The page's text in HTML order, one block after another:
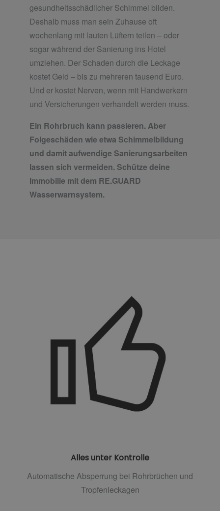
gesundheitsschädlicher Schimmel bilden.
Deshalb muss man sein Zuhause oft
wochenlang mit lauten Lüftern teilen – oder
sogar während der Sanierung ins Hotel
umziehen. Der Schaden durch die Leckage
kostet Geld – bis zu mehreren tausend Euro.
Und er kostet Nerven, wenn mit Handwerkern
und Versicherungen verhandelt werden muss.
Ein Rohrbruch kann passieren. Aber
Folgeschäden wie etwa Schimmelbildung
und damit aufwendige Sanierungsarbeiten
lassen sich vermeiden. Schütze deine
Immobilie mit dem RE.GUARD
Wasserwarnsystem.
Alles unter Kontrolle
Automatische Absperrung bei Rohrbrüchen und
Tropfenleckagen